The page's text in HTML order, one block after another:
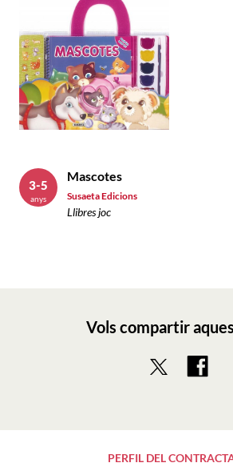
Mascotes
Susaeta Edicions
Llibres joc
3-5
anys
Vols compartir
PERFIL DEL